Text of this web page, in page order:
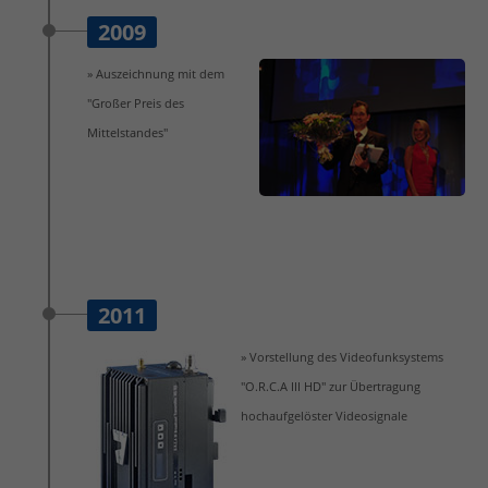
2009
» Auszeichnung mit dem
"Großer Preis des
Mittelstandes"
2011
» Vorstellung des Videofunksystems
"O.R.C.A III HD" zur Übertragung
hochaufgelöster Videosignale